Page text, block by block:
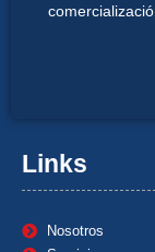
Links
Nosotros